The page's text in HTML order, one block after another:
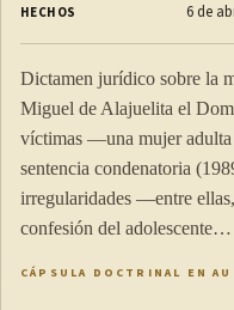
HECHOS 6 de
Dictamen jurídico sobre la
Miguel de Alajuelita el
víctimas —una mujer
sentencia condenatoria
irregularidades —entre
confesión del adolescente…
CÁPSULA DOCTRINAL EN